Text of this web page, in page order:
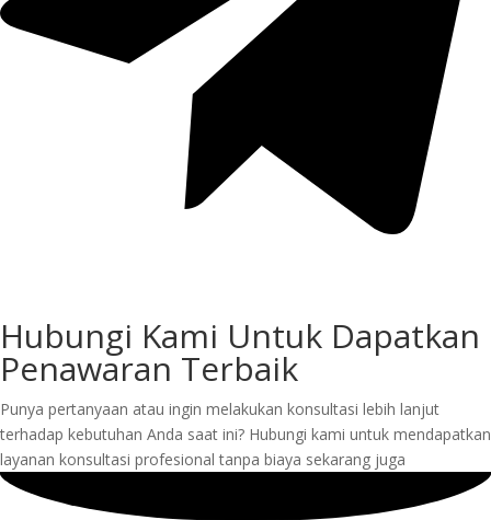
Hubungi Kami Untuk Dapatkan
Penawaran Terbaik
Punya pertanyaan atau ingin melakukan konsultasi lebih lanjut
terhadap kebutuhan Anda saat ini? Hubungi kami untuk mendapatkan
layanan konsultasi profesional tanpa biaya sekarang juga